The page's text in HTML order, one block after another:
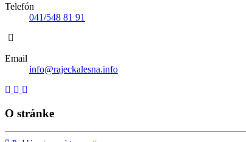
Telefón
041/548 81 91
Email
info@rajeckalesna.info
O stránke